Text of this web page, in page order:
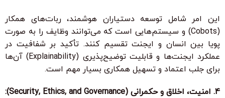
این امر شامل توسعهدستیاران هوشمند، ربات‌های همکار
(Cobots)
و سیستم‌هایی است که می‌توانند وظایف را به صورت
پویا بین انسان و ایجنت تقسیم کنند. تأکید بر شفافیت در
عملکرد ایجنت‌ها و قابلیت توضیح‌پذیری (Explainability)
آن‌ها
برای جلب اعتماد و تسهیل همکاری بسیار مهم است.
4. امنیت، اخلاق و حکمرانی (Security, Ethics, and Governance):